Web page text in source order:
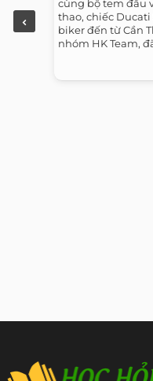
cùng bộ tem đấu
thao, chiếc
biker đến từ Cần
nhóm HK Team,